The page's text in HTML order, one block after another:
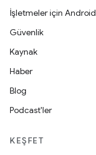
İşletmeler için Android
Güvenlik
Kaynak
Haber
Blog
Podcast'ler
KEŞFET